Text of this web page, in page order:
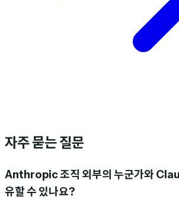
자주 묻는 질문
Anthropic 조직 외부의 누군가와
유할 수 있나요?